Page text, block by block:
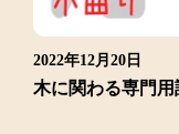
2022年12月20日
木に関わる専門